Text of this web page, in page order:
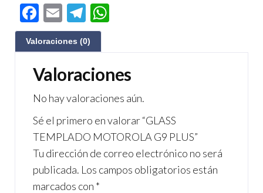
F
ac
e
b
o
o
k
E
m
ail
Te
le
gr
a
m
s
A
p
p
Valoraciones (0)
Valoraciones
No hay valoraciones aún.
Sé el primero en valorar “GLASS
TEMPLADO MOTOROLA G9 PLUS”
Tu dirección de correo electrónico no será
publicada. Los campos obligatorios están
marcados con *